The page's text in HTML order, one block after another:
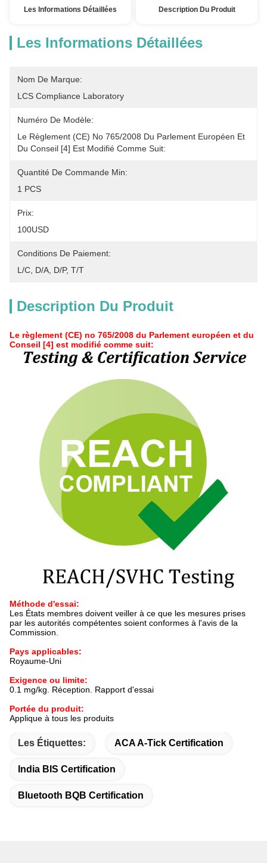
Les Informations Détaillées Description Du Produit
Les Informations Détaillées
Nom De Marque:
LCS Compliance Laboratory
Numéro De Modèle:
Le Règlement (CE) No 765/2008 Du Parlement Européen Et
Du Conseil [4] Est Modifié Comme Suit:
Quantité De Commande Min:
1 PCS
Prix:
100USD
Conditions De Paiement:
L/C, D/A, D/P, T/T
Description Du Produit
Le règlement (CE) no 765/2008 du Parlement européen et du
Conseil [4] est modifié comme suit:
Méthode d'essai:
Les États membres doivent veiller à ce que les mesures prises
par les autorités compétentes soient conformes à l'avis de la
Commission.
Pays applicables:
Royaume-Uni
Exigence ou limite:
0.1 mg/kg. Réception. Rapport d'essai
Portée du produit:
Applique à tous les produits
Les Étiquettes: ACA A-Tick Certification
India BIS Certification
Bluetooth BQB Certification